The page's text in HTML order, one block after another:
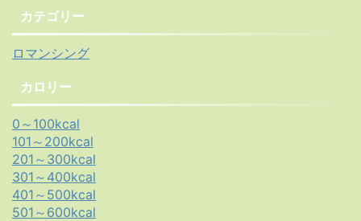
カテゴリー
ロマンシング
カロリー
0～100kcal
101～200kcal
201～300kcal
301～400kcal
401～500kcal
501～600kcal